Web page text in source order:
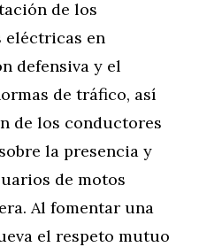
de los
eléctricas en
defensiva y el
de tráfico, así
de los conductores
la presencia y
de motos
Al fomentar una
el respeto mutuo